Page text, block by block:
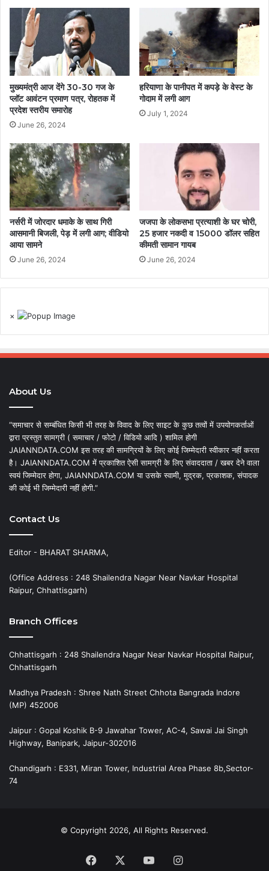
मुख्यमंत्री आज देंगे 30-30 गज के
प्लॉट आवंटन प्रमाण पत्र, रोहतक में
प्रदेश स्तरीय समारोह
June 26, 2024
हरियाणा के पानीपत में कपड़े के वेस्ट के
गोदाम में लगी आग
July 1, 2024
नर्सरी में जोरदार धमाके के साथ गिरी
आसमानी बिजली, पेड़ में लगी आग; वीडियो
आया सामने
June 26, 2024
जजपा के लोकसभा प्रत्याशी के घर चोरी,
25 हजार नकदी व 15000 डॉलर सहित
कीमती सामान गायब
June 26, 2024
×
About Us
“समाचार से सम्बंधित किसी भी तरह के विवाद के लिए साइट के कुछ तत्वों में उपयोगकर्ताओं
द्वारा प्रस्तुत सामग्री ( समाचार / फोटो / विडियो आदि ) शामिल होगी
JAIANNDATA.COM इस तरह की सामग्रियों के लिए कोई जिम्मेदारी स्वीकार नहीं करता
है। JAIANNDATA.COM में प्रकाशित ऐसी सामग्री के लिए संवाददाता / खबर देने वाला
स्वयं जिम्मेदार होगा, JAIANNDATA.COM या उसके स्वामी, मुद्रक, प्रकाशक, संपादक
की कोई भी जिम्मेदारी नहीं होगी.”
Contact Us
Editor - BHARAT SHARMA,
(Office Address : 248 Shailendra Nagar Near Navkar Hospital
Raipur, Chhattisgarh)
Branch Offices
Chhattisgarh : 248 Shailendra Nagar Near Navkar Hospital Raipur,
Chhattisgarh
Madhya Pradesh : Shree Nath Street Chhota Bangrada Indore
(MP) 452006
Jaipur : Gopal Koshik B-9 Jawahar Tower, AC-4, Sawai Jai Singh
Highway, Banipark, Jaipur-302016
Chandigarh : E331, Miran Tower, Industrial Area Phase 8b,Sector-
74
© Copyright 2026, All Rights Reserved.
Facebook YouTubeInstagram